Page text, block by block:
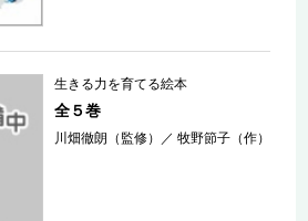
生きる力を育てる絵本
全５巻
川畑徹朗（監修） ／牧野節子（作）